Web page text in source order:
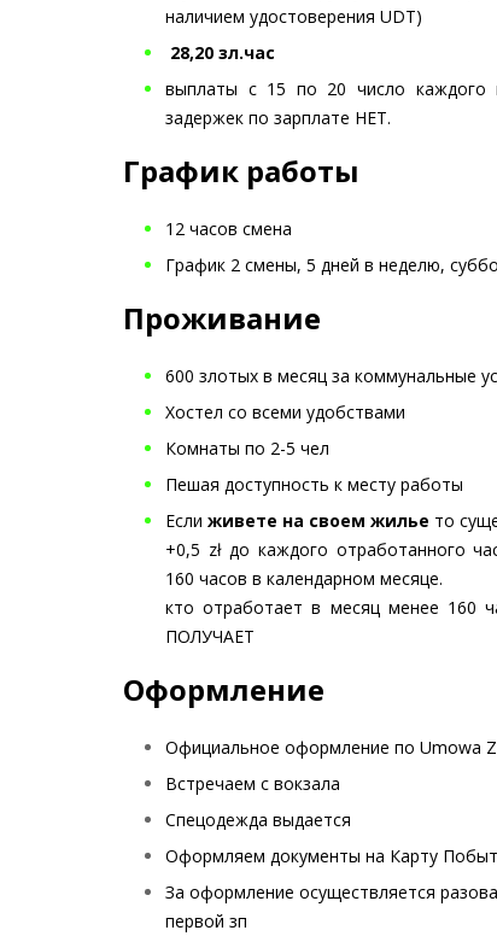
наличием удостоверения UDT)
28,20 зл.час
выплаты с 15 по 20 число каждого
задержек по зарплате НЕТ.
График работы
12 часов смена
График 2 смены, 5 дней в неделю,
Проживание
600 злотых в месяц за коммунальные
Хостел со всеми удобствами
Комнаты по 2-5 чел
Пешая доступность к месту работы
Если живете на своем жилье то
+0,5 zł до каждого отработанного
160 часов в календарном месяце.
кто отработает в месяц менее 160
ПОЛУЧАЕТ
Оформление
Официальное оформление по Umowa
Встречаем с вокзала
Спецодежда выдается
Оформляем документы на Карту
За оформление осуществляется
первой зп